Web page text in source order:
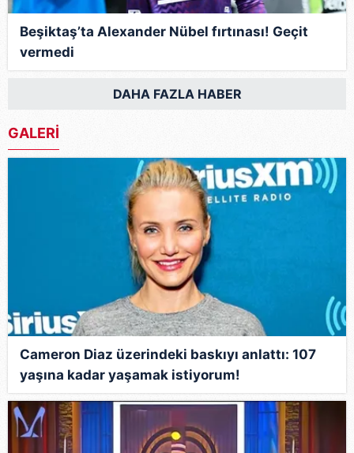
Beşiktaş’ta Alexander Nübel fırtınası! Geçit
vermedi
DAHA FAZLA HABER
GALERİ
Cameron Diaz üzerindeki baskıyı anlattı: 107
yaşına kadar yaşamak istiyorum!